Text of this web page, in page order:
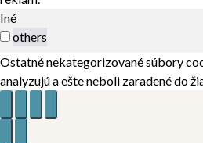
Iné
others
Ostatné nekategorizované súbory
analyzujú a ešte neboli zaradené do